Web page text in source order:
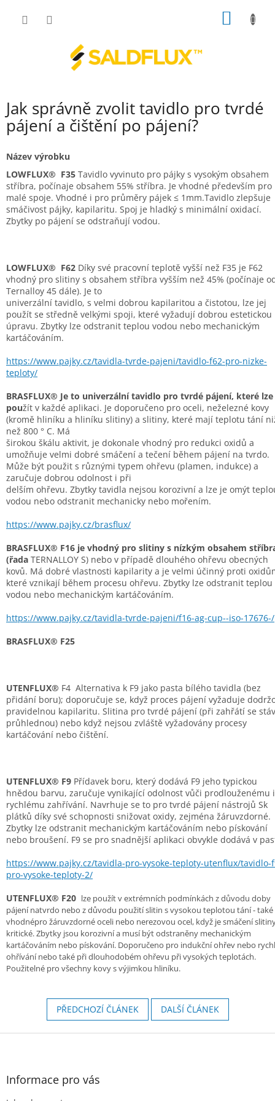
Jak správně zvolit tavidlo pro tvrdé
pájení a čištění po pájení?
Název výrobku
LOWFLUX® F35 Tavidlo vyvinuto pro pájky s vysokým obsahem
stříbra, počínaje obsahem 55% stříbra. Je vhodné především pro
malé spoje. Vhodné i pro průměry pájek ≤ 1mm.Tavidlo zlepšuje
smáčivost pájky, kapilaritu. Spoj je hladký s minimální oxidací.
Zbytky po pájení se odstraňují vodou.
LOWFLUX® F62 Díky své pracovní teplotě vyšší než F35 je F62
vhodný pro slitiny s obsahem stříbra vyšším než 45% (počínaje
Ternalloy 45 dále). Je to
univerzální tavidlo, s velmi dobrou kapilaritou a čistotou, lze jej
použít se středně velkými spoji, které vyžadují dobrou estetickou
úpravu. Zbytky lze odstranit teplou vodou nebo mechanickým
kartáčováním.
https://www.pajky.cz/tavidla-tvrde-pajeni/tavidlo-f62-pro-nizke-
teploty/
BRASFLUX® Je to univerzální tavidlo pro tvrdé pájení, které lze
použít v každé aplikaci. Je doporučeno pro oceli, neželezné kovy
(kromě hliníku a hliníku slitiny) a slitiny, které mají teplotu tání
než 800 ° C. Má
širokou škálu aktivit, je dokonale vhodný pro redukci oxidů a
umožňuje velmi dobré smáčení a tečení během pájení na tvrdo.
Může být použit s různými typem ohřevu (plamen, indukce) a
zaručuje dobrou odolnost i při
delším ohřevu. Zbytky tavidla nejsou korozivní a lze je omýt
vodou nebo odstranit mechanicky nebo mořením.
https://www.pajky.cz/brasflux/
BRASFLUX® F16 je vhodný pro slitiny s nízkým obsahem
(řada TERNALLOY S) nebo v případě dlouhého ohřevu obecných
kovů. Má dobré vlastnosti kapilarity a je velmi účinný proti
které vznikají během procesu ohřevu. Zbytky lze odstranit teplou
vodou nebo mechanickým kartáčováním.
https://www.pajky.cz/tavidla-tvrde-pajeni/f16-ag-cup--iso-17676-/
BRASFLUX® F25
UTENFLUX® F4 Alternativa k F9 jako pasta bílého tavidla (bez
přidání boru); doporučuje se, když proces pájení vyžaduje
pravidelnou kapilaritu. Slitina pro tvrdé pájení (při zahřátí se
průhlednou) nebo když nejsou zvláště vyžadovány procesy
kartáčování nebo čištění.
UTENFLUX® F9 Přídavek boru, který dodává F9 jeho typickou
hnědou barvu, zaručuje vynikající odolnost vůči prodlouženému i
rychlému zahřívání. Navrhuje se to pro tvrdé pájení nástrojů Sk
plátků díky své schopnosti snižovat oxidy, zejména žáruvzdorné.
Zbytky lze odstranit mechanickým kartáčováním nebo pískování
nebo broušení. F9 se pro snadnější aplikaci obvykle dodává v
https://www.pajky.cz/tavidla-pro-vysoke-teploty-utenflux/tavidlo-
pro-vysoke-teploty-2/
UTENFLUX® F20 lze použít v extrémních podmínkách z důvodu doby
pájení natvrdo nebo z důvodu použití slitin s vysokou teplotou tání - také
vhodnépro žáruvzdorné oceli nebo nerezovou ocel, když je smáčení
kritické. Zbytky jsou korozivní a musí být odstraněny mechanickým
kartáčováním nebo pískování. Doporučeno pro indukční ohřev nebo
ohřívání nebo také při dlouhodobém ohřevu při vysokých teplotách.
Použitelné pro všechny kovy s výjimkou hliníku.
PŘEDCHOZÍ ČLÁNEK DALŠÍ ČLÁNEK
Z
Informace pro vás